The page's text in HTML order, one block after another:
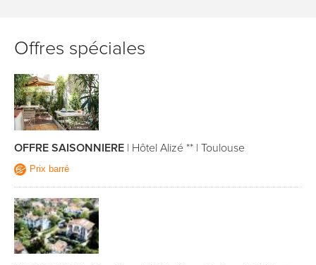
Offres spéciales
OFFRE SAISONNIERE Hôtel Alizé ** Toulouse
Prix barré